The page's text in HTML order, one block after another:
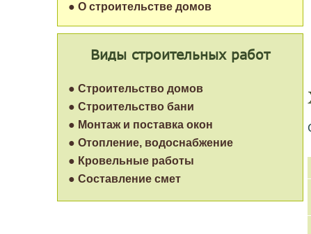
Виды строительных работ
● Строительство домов
● Строительство бани
● Монтаж и поставка окон
● Отопление, водоснабжение
● Кровельные работы
● Составление смет
● О строительстве домов